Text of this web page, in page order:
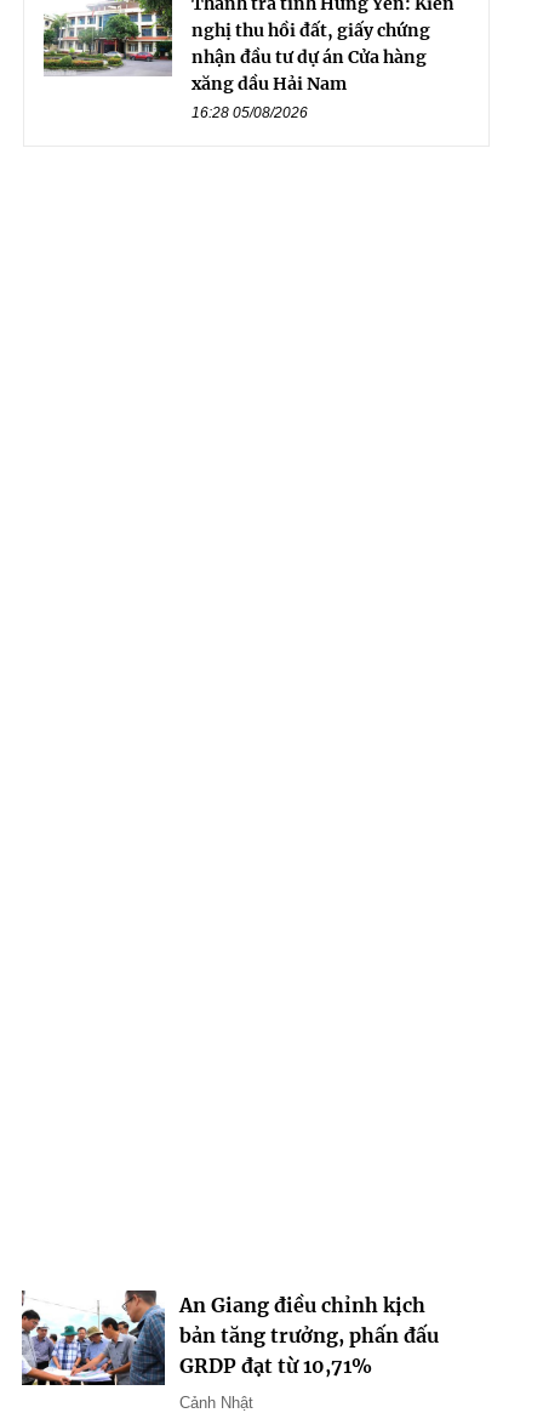
nghị thu hồi đất, giấy chứng
nhận đầu tư dự án Cửa hàng
xăng dầu Hải Nam
16:28 05/08/2026
An Giang điều chỉnh kịch
bản tăng trưởng, phấn đấu
GRDP đạt từ 10,71%
Cảnh Nhật